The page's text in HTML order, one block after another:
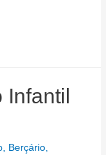
, Berçário,